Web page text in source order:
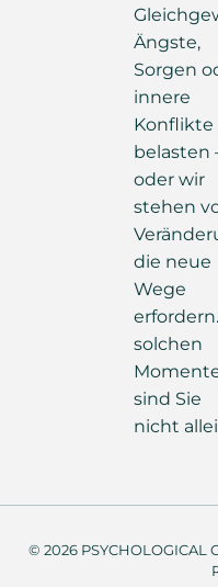
Ängste,
Sorgen
innere
Konflikte
belasten
oder wir
stehen
die neue
Wege
solchen
sind Sie
nicht
© 2026 PSYCHOLOGICAL